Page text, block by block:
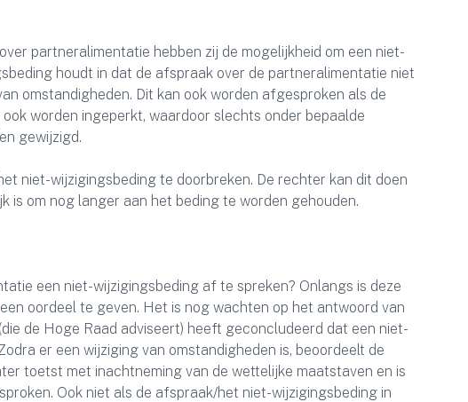
partneralimentatie hebben zij de mogelijkheid om een niet-
houdt in dat de afspraak over de partneralimentatie niet
omstandigheden. Dit kan ook worden afgesproken als de
worden ingeperkt, waardoor slechts onder bepaalde
gewijzigd.
niet-wijzigingsbeding te doorbreken. De rechter kan dit doen
is om nog langer aan het beding te worden gehouden.
een niet-wijzigingsbeding af te spreken? Onlangs is deze
oordeel te geven. Het is nog wachten op het antwoord van
de Hoge Raad adviseert) heeft geconcludeerd dat een niet-
er een wijziging van omstandigheden is, beoordeelt de
toetst met inachtneming van de wettelijke maatstaven en is
Ook niet als de afspraak/het niet-wijzigingsbeding in